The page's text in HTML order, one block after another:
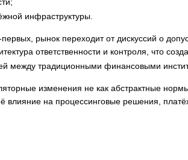
инфраструктуры.
рынок переходит от дискуссий о
ответственности и контроля, что
между традиционными финансовыми
изменения не как абстрактные
на процессинговые решения,